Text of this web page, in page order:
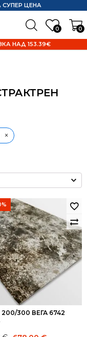
0 0
СУПЕР ЦЕНА
НАД 153.39€
×
300 ВЕГА 6742